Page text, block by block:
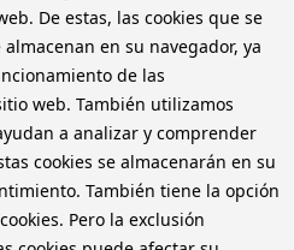
De estas, las cookies que se
en su navegador, ya
de las
web. También utilizamos
a analizar y comprender
cookies se almacenarán en su
También tiene la opción
Pero la exclusión